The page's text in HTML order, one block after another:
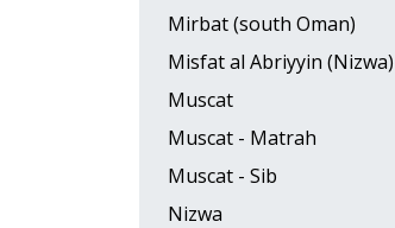
Mirbat (south Oman)
Misfat al Abriyyin (Nizwa)
Muscat
Muscat - Matrah
Muscat - Sib
Nizwa